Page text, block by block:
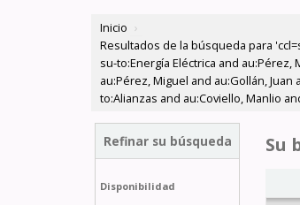
Inicio ›
Resultados de la búsqueda para
su-to:Energía Eléctrica and au:Pérez,
au:Pérez, Miguel and au:Gollán,
to:Alianzas and au:Coviello, Manlio
Refinar su búsqueda
Disponibilidad
Su